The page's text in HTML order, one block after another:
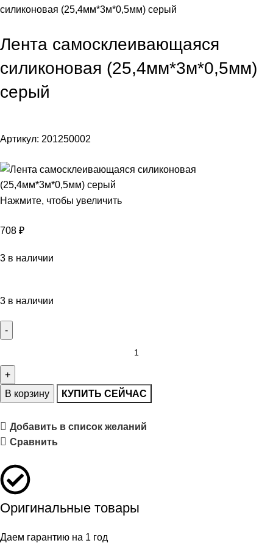
силиконовая (25,4мм*3м*0,5мм) серый
Лента самосклеивающаяся
силиконовая (25,4мм*3м*0,5мм)
серый
Артикул: 201250002
Нажмите, чтобы увеличить
708 ₽
3 в наличии
3 в наличии
В корзину КУПИТЬ СЕЙЧАС
Добавить в список желаний
Сравнить
Оригинальные товары
Даем гарантию на 1 год